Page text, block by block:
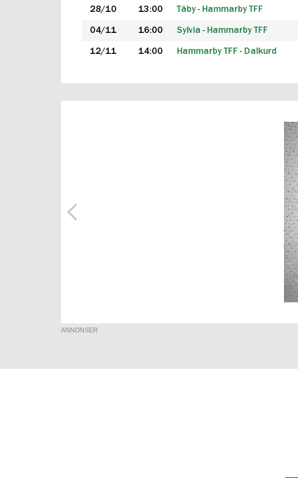
28/10 13:00 Täby - Hammarby TFF
04/11 16:00 Sylvia - Hammarby TFF
12/11 14:00 Hammarby TFF - Dalkurd
ANNONSER